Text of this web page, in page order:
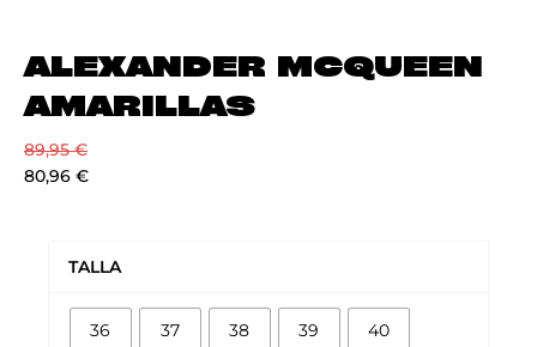
ALEXANDER MCQUEEN
AMARILLAS
89,95€
80,96 €
TALLA
36 37 38 39 40
cantidad